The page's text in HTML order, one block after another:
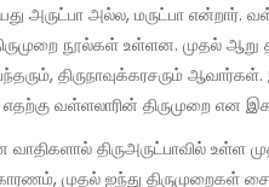
அருட்பா அல்ல, மருட்பா
நூல்கள் உள்ளன. முதல் ஆறு
திருநாவுக்கரசரும்
எதற்கு வள்ளலாரின் திருமுறை என
முதல் ஐந்து திருமுறைகள்